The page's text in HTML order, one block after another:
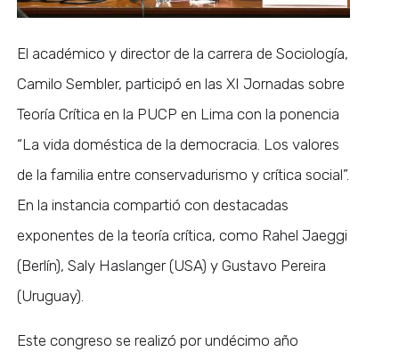
El académico y director de la carrera de Sociología,
Camilo Sembler, participó en las XI Jornadas sobre
Teoría Crítica en la PUCP en Lima con la ponencia
“La vida doméstica de la democracia. Los valores
de la familia entre conservadurismo y crítica social”.
En la instancia compartió con destacadas
exponentes de la teoría crítica, como Rahel Jaeggi
(Berlín), Saly Haslanger (USA) y Gustavo Pereira
(Uruguay).
Este congreso se realizó por undécimo año